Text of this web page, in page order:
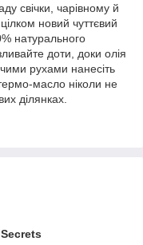
свічки, чарівному й
новий чуттєвий
натурального
доти, доки олія
рухами нанесіть
масло ніколи не
ділянках.